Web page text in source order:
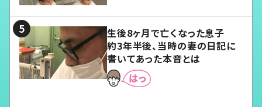
生後8ヶ月で亡くなった息子
約3年半後、当時の妻の日記に
書いてあった本音とは